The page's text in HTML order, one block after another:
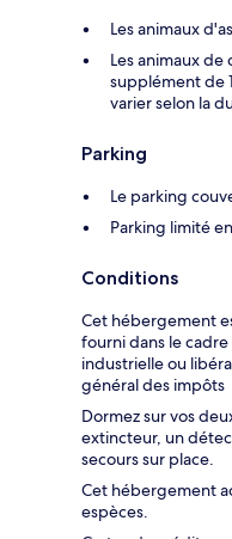
Les animaux
Les animaux
supplément de
varier selon la
Parking
Le parking
Parking limité
Conditions
Cet hébergement
fourni dans le
industrielle ou
général des impôts
Dormez sur vos
extincteur, un
secours sur place.
Cet hébergement
espèces.